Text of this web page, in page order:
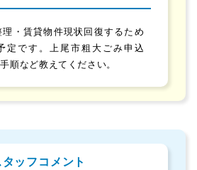
・賃貸物件現状回復するため
定です。上尾市粗大ごみ申込
順など教えてください。
タッフコメント